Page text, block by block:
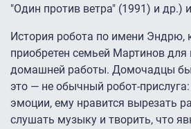
"Один против ветра" (1991) и др.)
История робота по имени Эндрю,
приобретен семьей Мартинов
домашней работы. Домочадцы
это — не обычный робот-
эмоции, ему нравится вырезать
слушать музыку и творить, что